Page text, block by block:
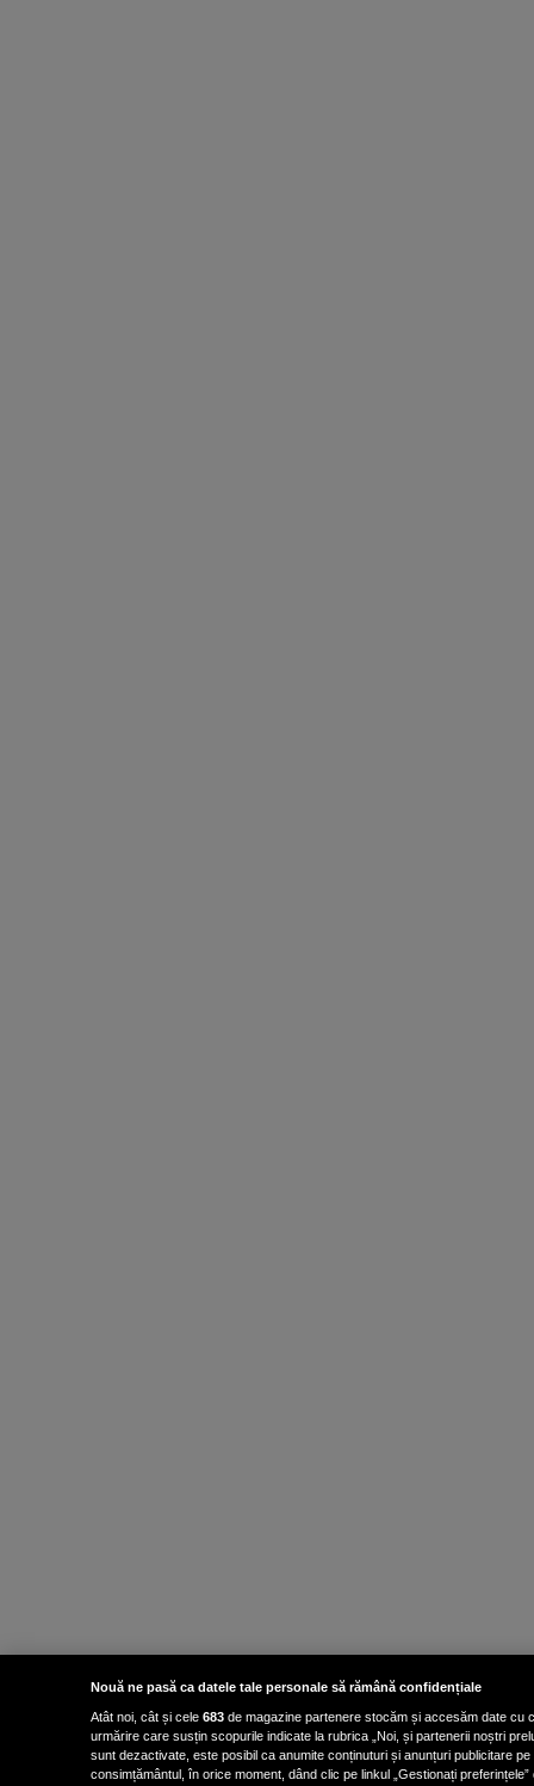
Nouă ne pasă ca datele tale personale să rămână confidențiale
Atât noi, cât și cele 683 de magazine partenere stocăm și accesăm date cu
urmărire care susțin scopurile indicate la rubrica „Noi, și partenerii noștri
sunt dezactivate, este posibil ca anumite conținuturi și anunțuri publicitare
consimțământul, în orice moment, dând clic pe linkul „Gestionați